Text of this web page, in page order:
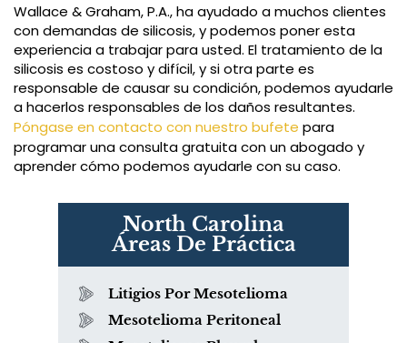
Wallace & Graham, P.A., ha ayudado a muchos clientes
con demandas de silicosis, y podemos poner esta
experiencia a trabajar para usted. El tratamiento de la
silicosis es costoso y difícil, y si otra parte es
responsable de causar su condición, podemos ayudarle
a hacerlos responsables de los daños resultantes.
Póngase en contacto con nuestro bufete para
programar una consulta gratuita con un abogado y
aprender cómo podemos ayudarle con su caso.
North Carolina
Áreas De Práctica
Litigios Por Mesotelioma
Mesotelioma Peritoneal